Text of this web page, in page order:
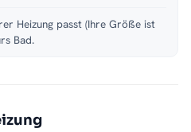
Heizung passt (Ihre Größe ist
Bad.